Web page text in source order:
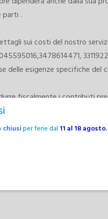
.
sui costi del nostro
delle esigenze specifiche del
fiscalmente i contributi
cento delle spese sostenute
annui.
chiusiper ferie dal 11 al 18